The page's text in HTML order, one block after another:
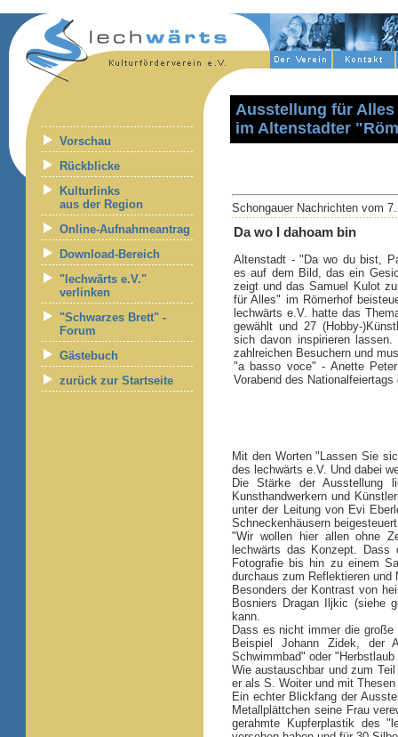
Vorschau
Rückblicke
Kulturlinks
aus der Region
Online-Aufnahmeantrag
Download-Bereich
"lechwärts e.V."
verlinken
"Schwarzes Brett" -
Forum
Gästebuch
zurück zur Startseite
Ausstellung für Alles
im Altenstadter
Schongauer Nachrichten vom
Da wo I dahoam bin
Altenstadt - "Da wo du bist,
es auf dem Bild, das ein
zeigt und das Samuel Kulot
für Alles" im Römerhof
lechwärts e.V. hatte das
gewählt und 27 (Hobby-
sich davon inspirieren
zahlreichen Besuchern und
"a basso voce" - Anette
Vorabend des Nationalfeiertags
Mit den Worten "Lassen Sie
des lechwärts e.V. Und dabei
Die Stärke der Ausstellung
Kunsthandwerkern und
unter der Leitung von Evi
Schneckenhäusern
"Wir wollen hier allen ohne
lechwärts das Konzept. Dass
Fotografie bis hin zu einem
durchaus zum Reflektieren und
Besonders der Kontrast von
Bosniers Dragan Iljkic (siehe
kann.
Dass es nicht immer die
Beispiel Johann Zidek, der
Schwimmbad" oder
Wie austauschbar und zum
er als S. Woiter und mit
Ein echter Blickfang der
Metallplättchen seine Frau
gerahmte Kupferplastik des